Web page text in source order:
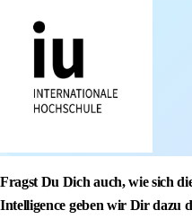
Fragst Du Dich auch, wie sich
Intelligence geben wir Dir dazu